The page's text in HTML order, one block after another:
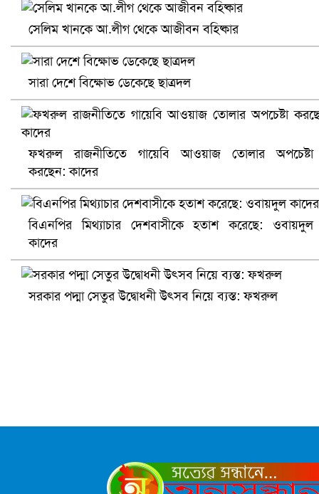
প্রোটিয়াদের হারিয়ে বিশ্বকাপের শিরোপা ঘরে তুলল ভারত
সেলিম খানকে আ.লীগ থেকে আজীবন বহিষ্কার
সারা দেশে বিক্ষোভ ডেকেছে ছাত্রদল
ফখরুল রাজনীতিতে গায়েবি আওয়াজ তোলার অপচেষ্টা
করছেন: কাদের
বিএনপির মিথ্যাচার দেশবাসীকে হতাশ করেছে: ওবায়দুল
কাদের
সরকার পদ্মা সেতুর উদ্বোধনী উৎসব নিয়ে ব্যস্ত: ফখরুল